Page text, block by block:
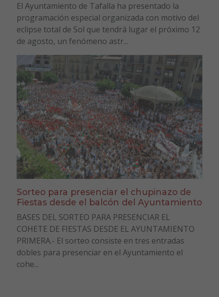
El Ayuntamiento de Tafalla ha presentado la
programación especial organizada con motivo del
eclipse total de Sol que tendrá lugar el próximo 12
de agosto, un fenómeno astr...
Sorteo para presenciar el chupinazo de
Fiestas desde el balcón del Ayuntamiento
BASES DEL SORTEO PARA PRESENCIAR EL
COHETE DE FIESTAS DESDE EL AYUNTAMIENTO
PRIMERA.- El sorteo consiste en tres entradas
dobles para presenciar en el Ayuntamiento el
cohe...